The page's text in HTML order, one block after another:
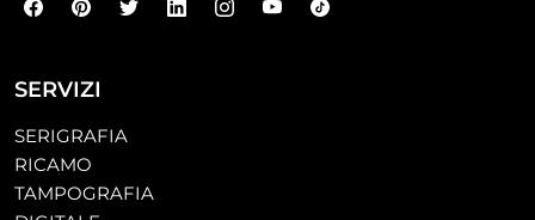
SERVIZI
SERIGRAFIA
RICAMO
TAMPOGRAFIA